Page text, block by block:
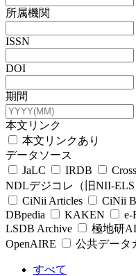
所属機関
ISSN
DOI
期間
本文リンク
本文リンクあり
データソース
JaLC
IRDB
NDLデジコレ（旧NII-ELS
CiNii Articles
CiNii
DBpedia
KAKEN e-
LSDB Archive
極地研
OpenAIRE
公共データ
すべて